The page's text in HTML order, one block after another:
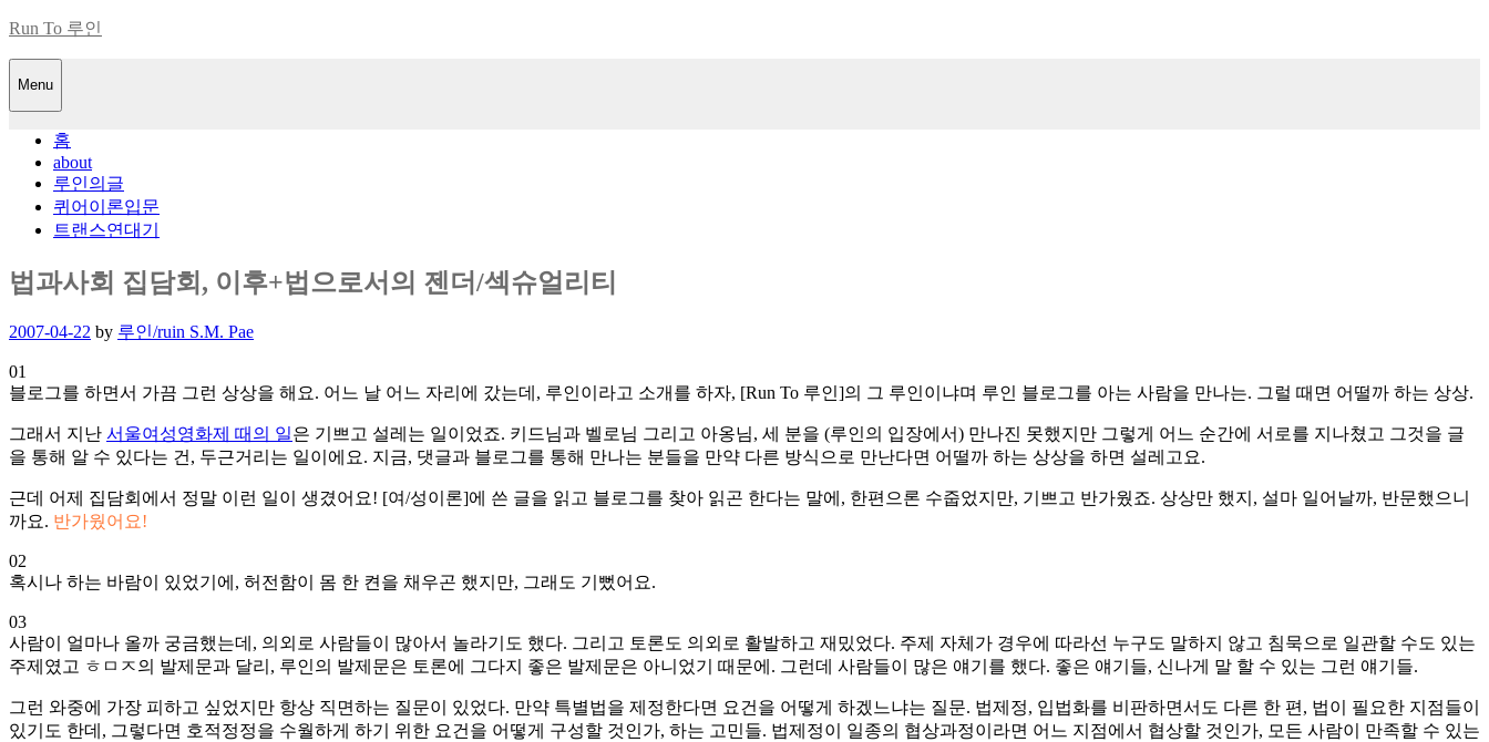
Skip
content
Run To 루인
Menu
홈
about
루인의글
퀴어이론입문
트랜스연대기
법과사회 집담회, 이후+법으로서의 젠더/섹슈얼리티
Posted
2007-04-22 by 루인/ruin S.M. Pae
01
블로그를 하면서 가끔 그런 상상을 해요. 어느 날 어느 자리에 갔는데, 루인이라고 소개를 하자, [Run To 루인]의 그 루인이냐며 루인 블로그를 아는 사람을 만나는. 그럴 때면 어떨까 하는 상상.
그래서 지난 서울여성영화제 때의 일은 기쁘고 설레는 일이었죠. 키드님과 벨로님 그리고 아옹님, 세 분을 (루인의 입장에서) 만나진 못했지만 그렇게 어느 순간에 서로를 지나쳤고 그것을 글
을 통해 알 수 있다는 건, 두근거리는 일이에요. 지금, 댓글과 블로그를 통해 만나는 분들을 만약 다른 방식으로 만난다면 어떨까 하는 상상을 하면 설레고요.
근데 어제 집담회에서 정말 이런 일이 생겼어요! [여/성이론]에 쓴 글을 읽고 블로그를 찾아 읽곤 한다는 말에, 한편으론 수줍었지만, 기쁘고 반가웠죠. 상상만 했지, 설마 일어날까, 반문했으니
까요. 반가웠어요!
02
혹시나 하는 바람이 있었기에, 허전함이 몸 한 켠을 채우곤 했지만, 그래도 기뻤어요.
03
사람이 얼마나 올까 궁금했는데, 의외로 사람들이 많아서 놀라기도 했다. 그리고 토론도 의외로 활발하고 재밌었다. 주제 자체가 경우에 따라선 누구도 말하지 않고 침묵으로 일관할 수도 있는
주제였고 ㅎㅁㅈ의 발제문과 달리, 루인의 발제문은 토론에 그다지 좋은 발제문은 아니었기 때문에. 그런데 사람들이 많은 얘기를 했다. 좋은 얘기들, 신나게 말 할 수 있는 그런 얘기들.
그런 와중에 가장 피하고 싶었지만 항상 직면하는 질문이 있었다. 만약 특별법을 제정한다면 요건을 어떻게 하겠느냐는 질문. 법제정, 입법화를 비판하면서도 다른 한 편, 법이 필요한 지점들이
있기도 한데, 그렇다면 호적정정을 수월하게 하기 위한 요건을 어떻게 구성할 것인가, 하는 고민들. 법제정이 일종의 협상과정이라면 어느 지점에서 협상할 것인가, 모든 사람이 만족할 수 있는